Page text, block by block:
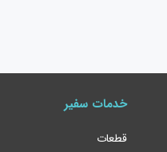
خدمات سفیر
قطعات